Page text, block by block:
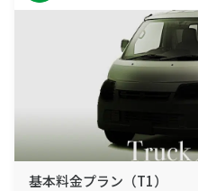
基本料金プラン（T1）